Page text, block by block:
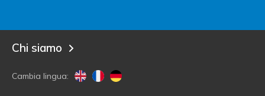
Chi siamo
Cambia lingua: